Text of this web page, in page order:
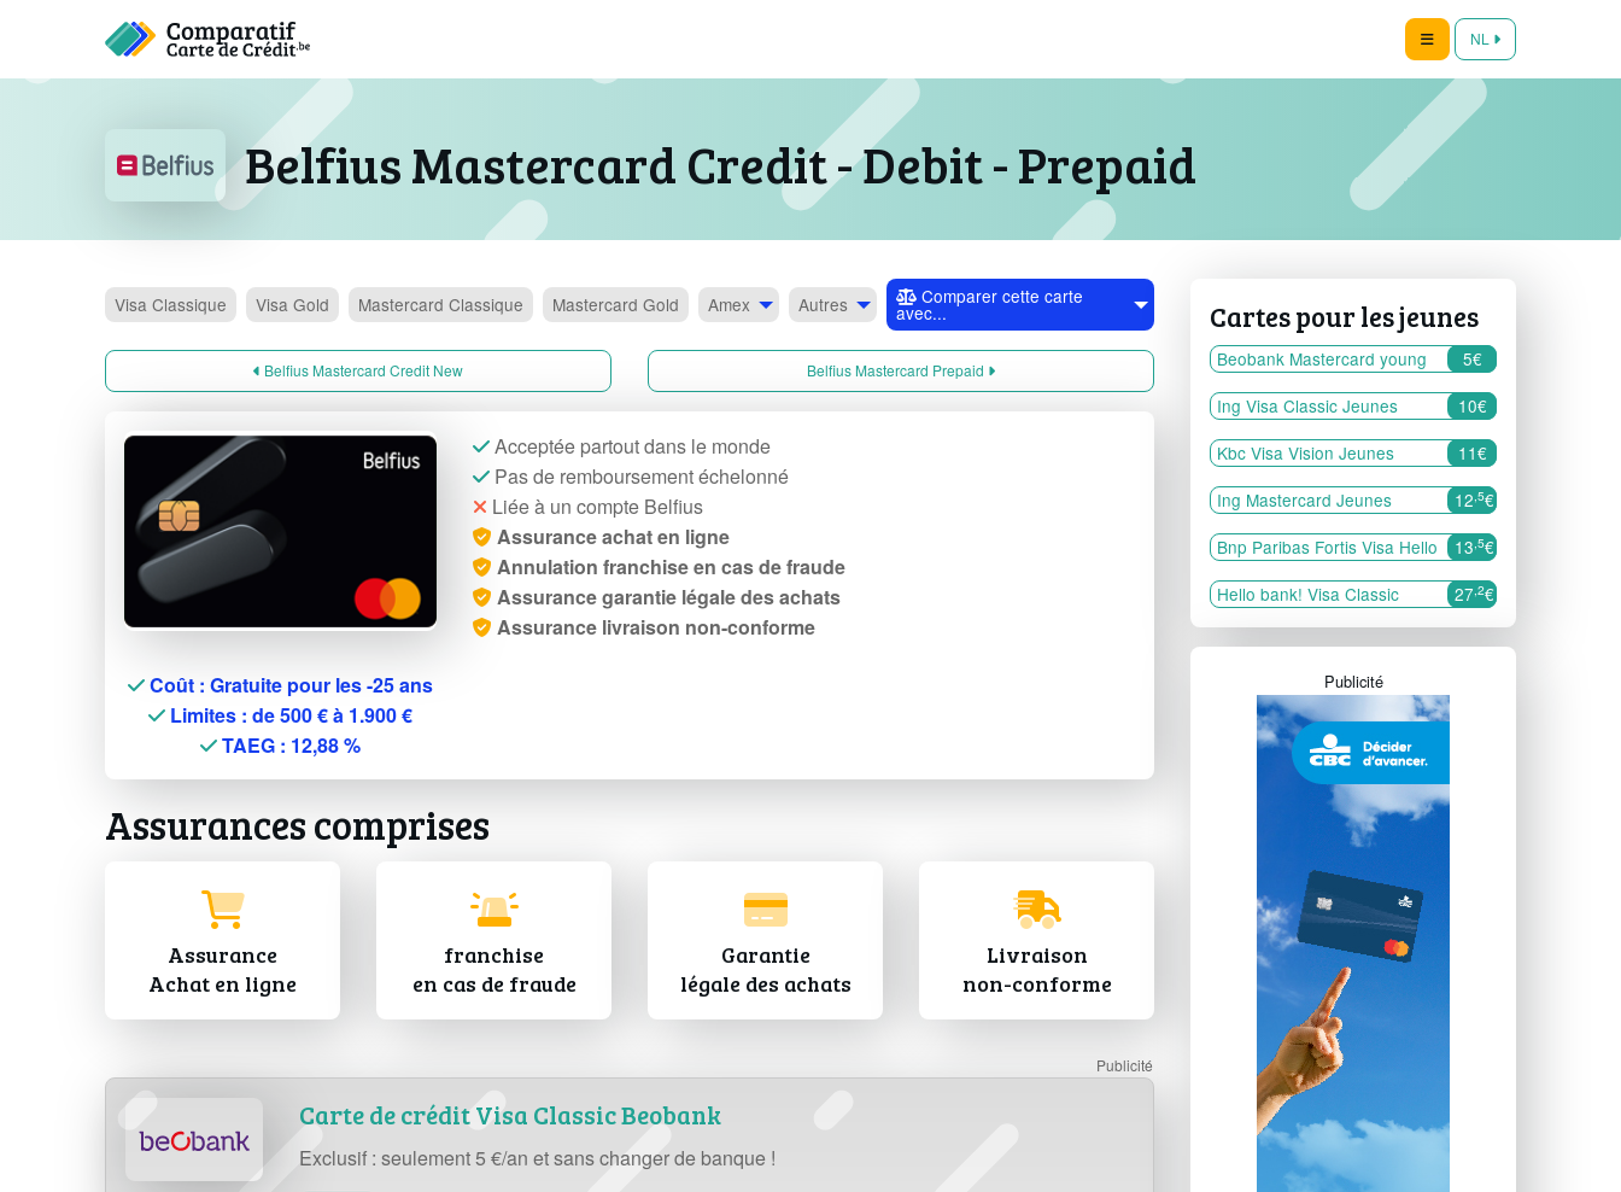
NL
Belfius Mastercard Credit - Debit - Prepaid
Visa Classique Visa Gold Mastercard Classique Mastercard Gold Amex Autres Comparer cette carte
avec...
Belfius Mastercard Credit New Belfius Mastercard Prepaid
Coût : Gratuite pour les -25 ans
Limites : de 500 € à 1.900 €
TAEG : 12,88 %
Acceptée partout dans le monde
Pas de remboursement échelonné
Liée à un compte Belfius
Assurance achat en ligne
Annulation franchise en cas de fraude
Assurance garantie légale des achats
Assurance livraison non-conforme
Assurances comprises
Assurance
Achat en ligne
franchise
en cas de fraude
Garantie
légale des achats
Livraison
non-conforme
Carte de crédit Visa Classic Beobank
Exclusif : seulement 5 €/an et sans changer de banque !
Cartes pour les jeunes
Beobank Mastercard young
5€
Ing Visa Classic Jeunes
10€
Kbc Visa Vision Jeunes
11€
Ing Mastercard Jeunes
12 ,5€
Bnp Paribas Fortis Visa Hello
13 ,5€
Hello bank! Visa Classic
27 ,2€
Publicité